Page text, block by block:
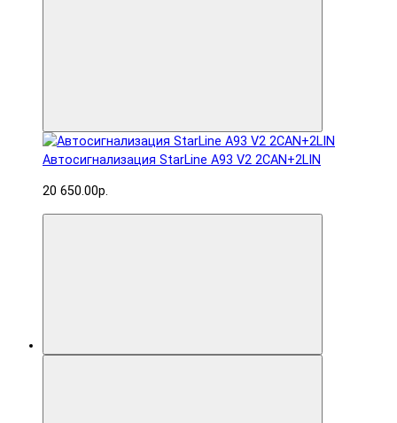
Автосигнализация StarLine A93 V2 2CAN+2LIN
20 650.00р.